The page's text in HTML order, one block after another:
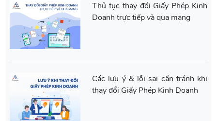
Thủ tục thay đổi Giấy Phép Kinh
Doanh trực tiếp và qua mạng
Các lưu ý & lỗi sai cần tránh khi
thay đổi Giấy Phép Kinh Doanh